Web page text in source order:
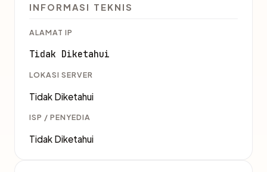
INFORMASI TEKNIS
ALAMAT IP
Tidak Diketahui
LOKASI SERVER
Tidak Diketahui
ISP / PENYEDIA
Tidak Diketahui